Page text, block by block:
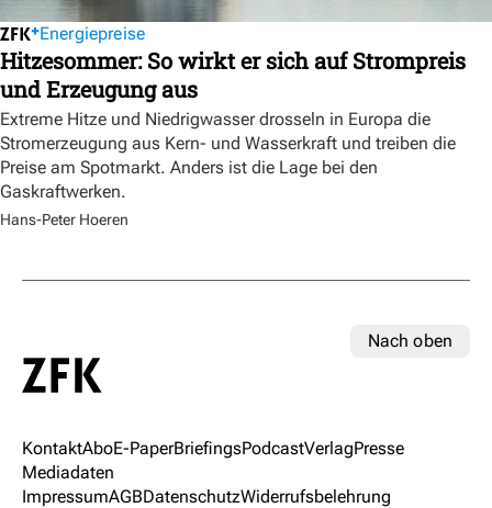
Energiepreise
Hitzesommer: So wirkt er sich auf Strompreis
und Erzeugung aus
Extreme Hitze und Niedrigwasser drosseln in Europa die
Stromerzeugung aus Kern- und Wasserkraft und treiben die
Preise am Spotmarkt. Anders ist die Lage bei den
Gaskraftwerken.
Hans-Peter Hoeren
Nach oben
KontaktAboE-PaperBriefingsPodcastVerlagPresse
Mediadaten
ImpressumAGBDatenschutzWiderrufsbelehrung